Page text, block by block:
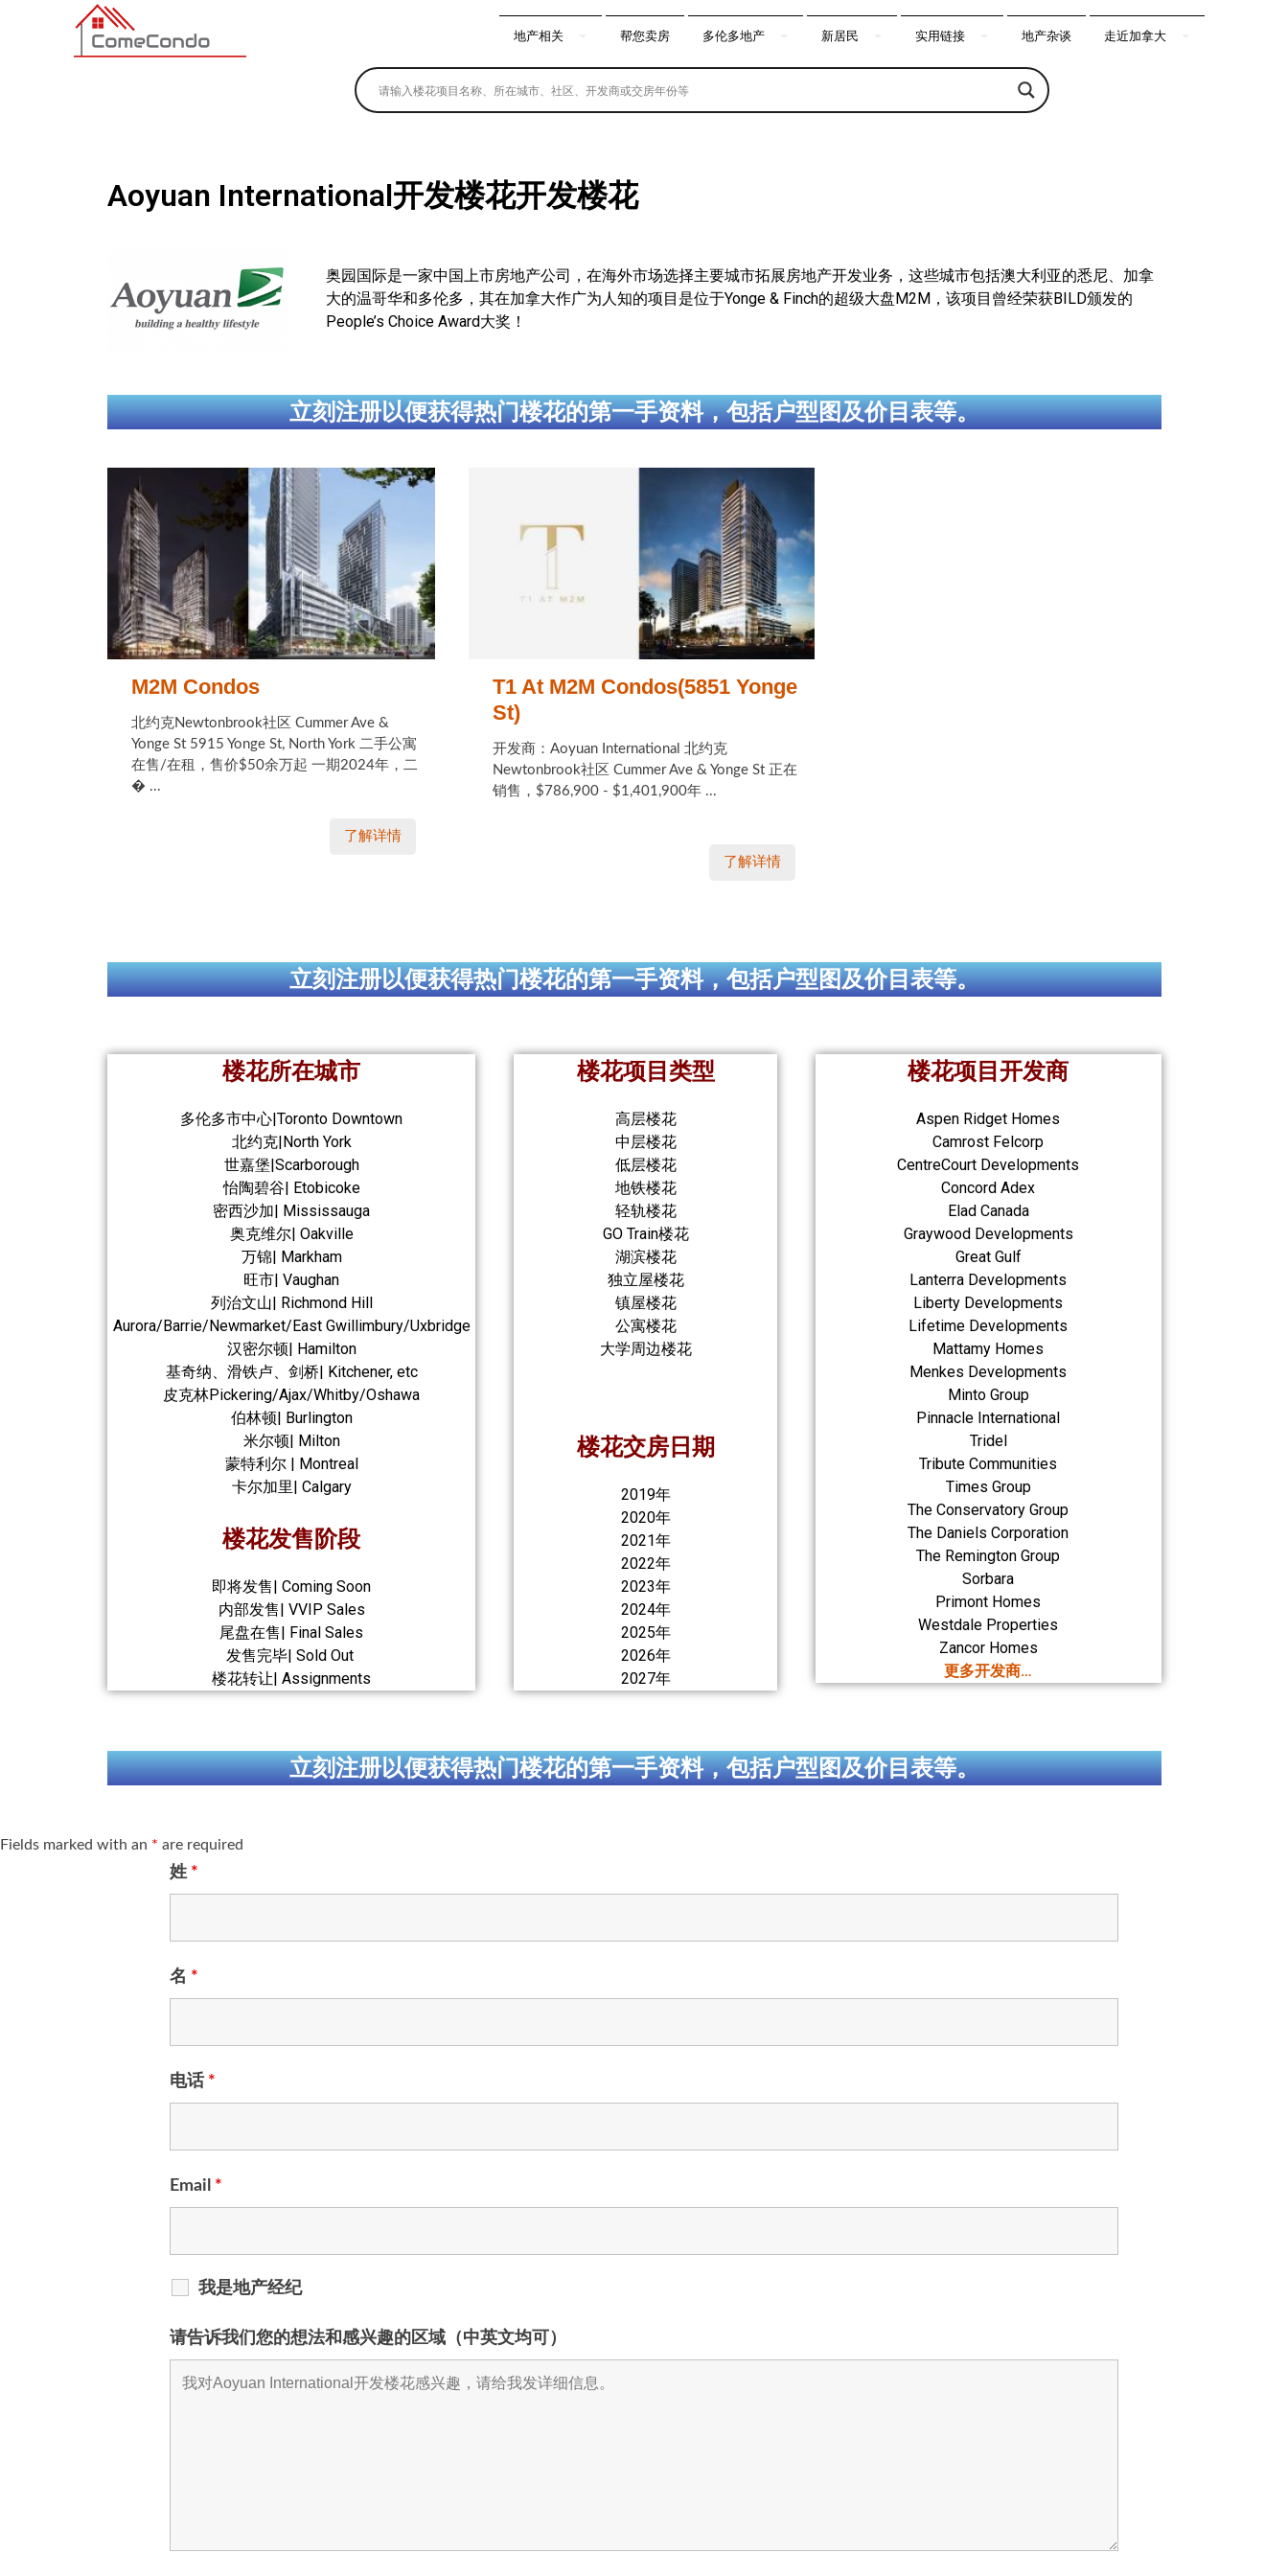
多伦多最新最全的楼花搜索引擎
地产相关 帮您卖房 多伦多地产 新居民 实用链接 地产杂谈 走近加拿大
Aoyuan International开发楼花开发楼花
奥园国际是一家中国上市房地产公司，在海外市场选择主要城市拓展房地产开发业务，这些城市包括澳大利亚的悉尼、加拿
大的温哥华和多伦多，其在加拿大作广为人知的项目是位于Yonge & Finch的超级大盘M2M，该项目曾经荣获BILD颁发的
People’s Choice Award大奖！
立刻注册以便获得热门楼花的第一手资料，包括户型图及价目表等。
M2M Condos
北约克Newtonbrook社区 Cummer Ave &
Yonge St 5915 Yonge St, North York 二手公寓
在售/在租，售价$50余万起 一期2024年，二
� ...
了解详情
T1 At M2M Condos(5851 Yonge
St)
开发商：Aoyuan International 北约克
Newtonbrook社区 Cummer Ave & Yonge St 正在
销售，$786,900 - $1,401,900年 ...
了解详情
立刻注册以便获得热门楼花的第一手资料，包括户型图及价目表等。
楼花所在城市
多伦多市中心|Toronto Downtown
北约克|North York
世嘉堡|Scarborough
怡陶碧谷| Etobicoke
密西沙加| Mississauga
奥克维尔| Oakville
万锦| Markham
旺市| Vaughan
列治文山| Richmond Hill
Aurora/Barrie/Newmarket/East Gwillimbury/Uxbridge
汉密尔顿| Hamilton
基奇纳、滑铁卢、剑桥| Kitchener, etc
皮克林Pickering/Ajax/Whitby/Oshawa
伯林顿| Burlington
米尔顿| Milton
蒙特利尔 | Montreal
卡尔加里| Calgary
楼花发售阶段
即将发售| Coming Soon
内部发售| VVIP Sales
尾盘在售| Final Sales
发售完毕| Sold Out
楼花转让| Assignments
楼花项目类型
高层楼花
中层楼花
低层楼花
地铁楼花
轻轨楼花
GO Train楼花
湖滨楼花
独立屋楼花
镇屋楼花
公寓楼花
大学周边楼花
楼花交房日期
2019年
2020年
2021年
2022年
2023年
2024年
2025年
2026年
2027年
楼花项目开发商
Aspen Ridget Homes
Camrost Felcorp
CentreCourt Developments
Concord Adex
Elad Canada
Graywood Developments
Great Gulf
Lanterra Developments
Liberty Developments
Lifetime Developments
Mattamy Homes
Menkes Developments
Minto Group
Pinnacle International
Tridel
Tribute Communities
Times Group
The Conservatory Group
The Daniels Corporation
The Remington Group
Sorbara
Primont Homes
Westdale Properties
Zancor Homes
更多开发商…
立刻注册以便获得热门楼花的第一手资料，包括户型图及价目表等。
Fields marked with an * are required
姓 *
名 *
电话 *
Email *
我是地产经纪
请告诉我们您的想法和感兴趣的区域（中英文均可）